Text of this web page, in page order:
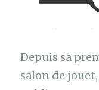
Depuis sa
salon de